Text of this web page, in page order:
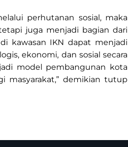
perhutanan sosial, maka
juga menjadi bagian dari
kawasan IKN dapat menjadi
ekonomi, dan sosial secara
model pembangunan kota
masyarakat,” demikian tutup